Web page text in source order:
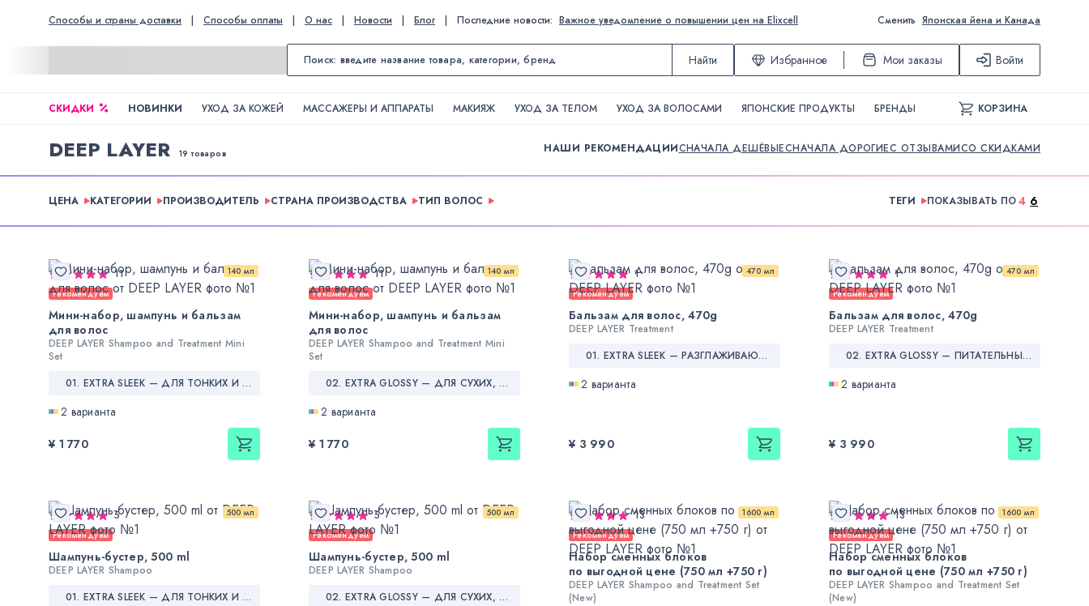
Способы и страны доставки | Способы оплаты | О нас | Новости | Блог | Последние новости: Важное уведомление о повышении цен на Elixcell Сменить Японская йена и Канада
Найти Избранное Мои заказы Войти
СКИДКИ НОВИНКИ УХОД ЗА КОЖЕЙ МАССАЖЕРЫ И АППАРАТЫ МАКИЯЖ УХОД ЗА ТЕЛОМ УХОД ЗА ВОЛОСАМИ ЯПОНСКИЕ ПРОДУКТЫ БРЕНДЫ КОРЗИНА
DEEP LAYER 19 товаров НАШИ РЕКОМЕНДАЦИИСНАЧАЛА ДЕШЁВЫЕСНАЧАЛА ДОРОГИЕС ОТЗЫВАМИСО СКИДКАМИ
ЦЕНА КАТЕГОРИИ ПРОИЗВОДИТЕЛЬ СТРАНА ПРОИЗВОДСТВА ТИП ВОЛОС ТЕГИ ПОКАЗЫВАТЬ ПО4 6
140 мл
11
Рекомендуем
Мини-набор, шампунь и бальзам
для волос
DEEP LAYER Shampoo and Treatment Mini
Set
01. EXTRA SLEEK — ДЛЯ ТОНКИХ И СПУТАННЫХ ВОЛОС
2 варианта
¥ 1 770
140 мл
11
Рекомендуем
Мини-набор, шампунь и бальзам
для волос
DEEP LAYER Shampoo and Treatment Mini
Set
02. EXTRA GLOSSY — ДЛЯ СУХИХ, ЖЕСТКИХ И НЕПОСЛУШНЫХ ВОЛОС
2 варианта
¥ 1 770
470 мл
1
Рекомендуем
Бальзам для волос, 470g
DEEP LAYER Treatment
01. EXTRA SLEEK — РАЗГЛАЖИВАЮЩИЙ БАЛЬЗАМ
2 варианта
¥ 3 990
470 мл
1
Рекомендуем
Бальзам для волос, 470g
DEEP LAYER Treatment
02. EXTRA GLOSSY — ПИТАТЕЛЬНЫЙ БАЛЬЗАМ
2 варианта
¥ 3 990
500 мл
5
Рекомендуем
Шампунь-бустер, 500 ml
DEEP LAYER Shampoo
01. EXTRA SLEEK — ДЛЯ ТОНКИХ И СПУТАННЫХ ВОЛОС
500 мл
5
Рекомендуем
Шампунь-бустер, 500 ml
DEEP LAYER Shampoo
02. EXTRA GLOSSY — ДЛЯ СУХИХ, ЖЕСТКИХ И НЕПОСЛУШНЫХ ВОЛОС
1600 мл
13
Рекомендуем
Набор сменных блоков
по выгодной цене (750 мл +750 г)
DEEP LAYER Shampoo and Treatment Set
(New)
1600 мл
13
Рекомендуем
Набор сменных блоков
по выгодной цене (750 мл +750 г)
DEEP LAYER Shampoo and Treatment Set
(New)